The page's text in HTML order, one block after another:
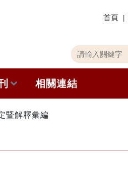
首頁
關
鍵
搜
請
輸
關
相關連結
暨解釋彙編